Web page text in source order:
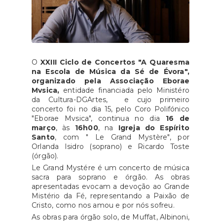
O XXIII Ciclo de Concertos "A Quaresma
na Escola de Música da Sé de Évora",
organizado pela Associação Eborae
Mvsica, entidade financiada pelo Ministéro
da Cultura-DGArtes, e cujo primeiro
concerto foi no dia 15, pelo Coro Polifónico
"Eborae Mvsica", continua no dia 16 de
março, às 16h00, na Igreja do Espírito
Santo, com " Le Grand Mystère", por
Orlanda Isidro (soprano) e Ricardo Toste
(órgão).
Le Grand Mystére é um concerto de música
sacra para soprano e órgão. As obras
apresentadas evocam a devoção ao Grande
Mistério da Fé, representando a Paixão de
Cristo, como nos amou e por nós sofreu.
As obras para órgão solo, de Muffat, Albinoni,